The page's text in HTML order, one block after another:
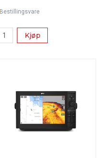
Bestillingsvare
Kjøp